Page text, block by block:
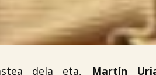
dela eta, Martín